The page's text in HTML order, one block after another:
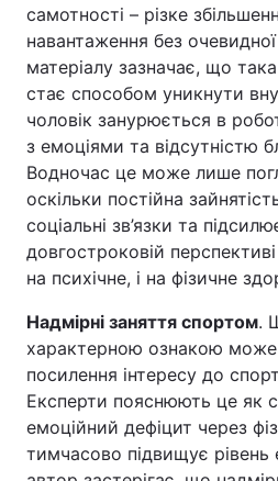
самотності – різке
навантаження без
матеріалу зазначає, що
стає способом уникнути
чоловік занурюється в
з емоціями та відсутністю
Водночас це може лише
оскільки постійна
соціальні зв’язки та
довгостроковій
на психічне, і на фізичне
Надмірні заняття спортом.
характерною ознакою
посилення інтересу до
Експерти пояснюють це як
емоційний дефіцит через
тимчасово підвищує рівень